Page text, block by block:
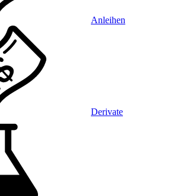
Anleihen
Derivate